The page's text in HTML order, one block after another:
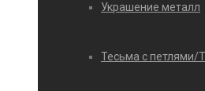
Украшение металл
Тесьма с петлями/